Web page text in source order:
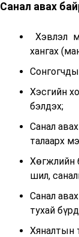
Санал авах
Хэвлэл
хангах
Хэсгийн
бэлдэх;
Санал
талаарх
Хөгжлийн
шил,
Санал
тухай
Хяналтын